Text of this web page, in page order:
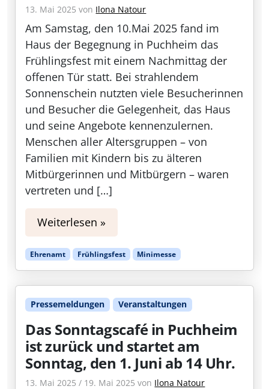
13. Mai 2025 von Ilona Natour
Am Samstag, den 10.Mai 2025 fand im
Haus der Begegnung in Puchheim das
Frühlingsfest mit einem Nachmittag der
offenen Tür statt. Bei strahlendem
Sonnenschein nutzten viele Besucherinnen
und Besucher die Gelegenheit, das Haus
und seine Angebote kennenzulernen.
Menschen aller Altersgruppen – von
Familien mit Kindern bis zu älteren
Mitbürgerinnen und Mitbürgern – waren
vertreten und […]
Weiterlesen »
Ehrenamt Frühlingsfest Minimesse
Pressemeldungen Veranstaltungen
Das Sonntagscafé in Puchheim
ist zurück und startet am
Sonntag, den 1. Juni ab 14 Uhr.
13. Mai 2025 / 19. Mai 2025 von Ilona Natour